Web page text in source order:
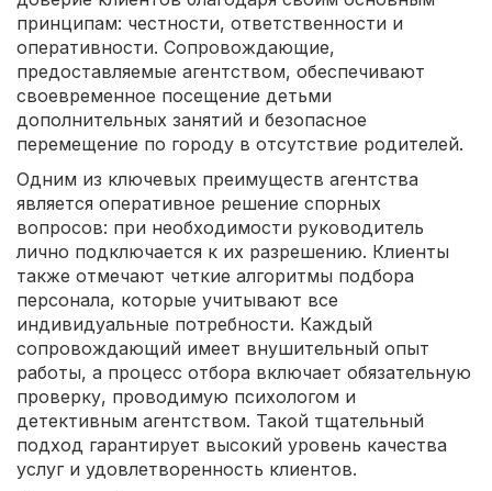
принципам: честности, ответственности и
оперативности. Сопровождающие,
предоставляемые агентством, обеспечивают
своевременное посещение детьми
дополнительных занятий и безопасное
перемещение по городу в отсутствие родителей.
Одним из ключевых преимуществ агентства
является оперативное решение спорных
вопросов: при необходимости руководитель
лично подключается к их разрешению. Клиенты
также отмечают четкие алгоритмы подбора
персонала, которые учитывают все
индивидуальные потребности. Каждый
сопровождающий имеет внушительный опыт
работы, а процесс отбора включает обязательную
проверку, проводимую психологом и
детективным агентством. Такой тщательный
подход гарантирует высокий уровень качества
услуг и удовлетворенность клиентов.